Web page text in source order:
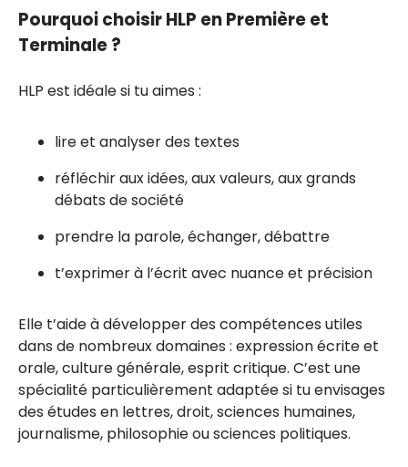
Pourquoi choisir HLP en Première et
Terminale ?
HLP est idéale si tu aimes :
lire et analyser des textes
réfléchir aux idées, aux valeurs, aux grands
débats de société
prendre la parole, échanger, débattre
t’exprimer à l’écrit avec nuance et précision
Elle t’aide à développer des compétences utiles
dans de nombreux domaines : expression écrite et
orale, culture générale, esprit critique. C’est une
spécialité particulièrement adaptée si tu envisages
des études en lettres, droit, sciences humaines,
journalisme, philosophie ou sciences politiques.